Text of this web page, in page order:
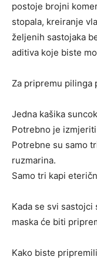
postoje brojni
stopala, kreiranje
željenih sastojaka
aditiva koje biste
Za pripremu
Jedna kašika
Potrebno je
Potrebne su samo
ruzmarina.
Samo tri kapi
Kada se svi
maska ​​će biti
Kako biste